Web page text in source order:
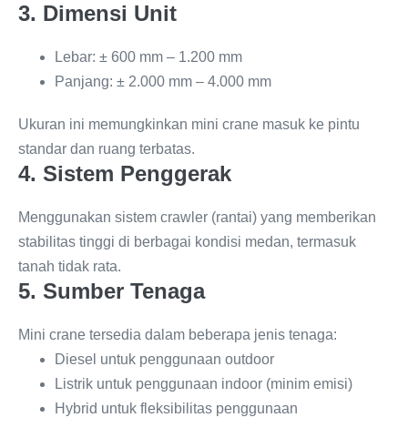
3. Dimensi Unit
Lebar: ± 600 mm – 1.200 mm
Panjang: ± 2.000 mm – 4.000 mm
Ukuran ini memungkinkan mini crane masuk ke pintu
standar dan ruang terbatas.
4. Sistem Penggerak
Menggunakan sistem crawler (rantai) yang memberikan
stabilitas tinggi di berbagai kondisi medan, termasuk
tanah tidak rata.
5. Sumber Tenaga
Mini crane tersedia dalam beberapa jenis tenaga:
Diesel untuk penggunaan outdoor
Listrik untuk penggunaan indoor (minim emisi)
Hybrid untuk fleksibilitas penggunaan